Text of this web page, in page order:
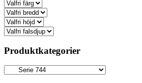
Produktkategorier